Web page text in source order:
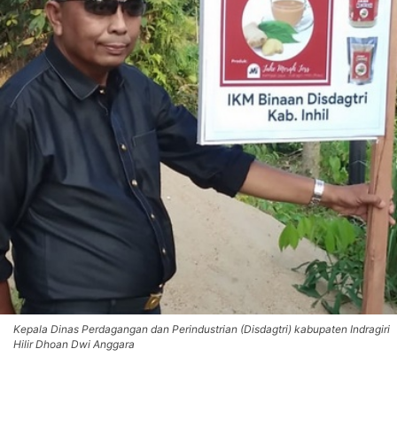
Kepala Dinas Perdagangan dan Perindustrian (Disdagtri) kabupaten Indragiri
Hilir Dhoan Dwi Anggara